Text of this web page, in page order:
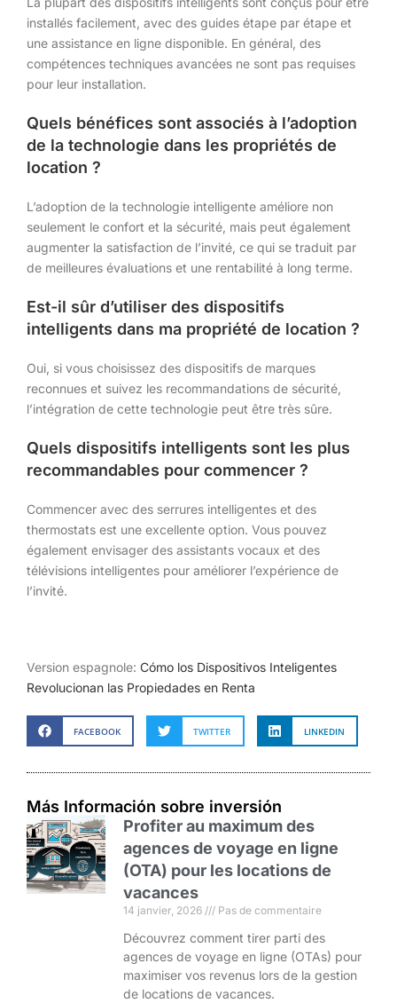
installés facilement, avec des guides étape par étape et
une assistance en ligne disponible. En général, des
compétences techniques avancées ne sont pas requises
pour leur installation.
Quels bénéfices sont associés à l’adoption
de la technologie dans les propriétés de
location ?
L’adoption de la technologie intelligente améliore non
seulement le confort et la sécurité, mais peut également
augmenter la satisfaction de l’invité, ce qui se traduit par
de meilleures évaluations et une rentabilité à long terme.
Est-il sûr d’utiliser des dispositifs
intelligents dans ma propriété de location ?
Oui, si vous choisissez des dispositifs de marques
reconnues et suivez les recommandations de sécurité,
l’intégration de cette technologie peut être très sûre.
Quels dispositifs intelligents sont les plus
recommandables pour commencer ?
Commencer avec des serrures intelligentes et des
thermostats est une excellente option. Vous pouvez
également envisager des assistants vocaux et des
télévisions intelligentes pour améliorer l’expérience de
l’invité.
Version espagnole: Cómo los Dispositivos Inteligentes
Revolucionan las Propiedades en Renta
FACEBOOK TWITTER LINKEDIN
Más Información sobre inversión
Profiter au maximum des
agences de voyage en ligne
(OTA) pour les locations de
vacances
14 janvier, 2026 Pas de commentaire
Découvrez comment tirer parti des
agences de voyage en ligne (OTAs) pour
maximiser vos revenus lors de la gestion
de locations de vacances.